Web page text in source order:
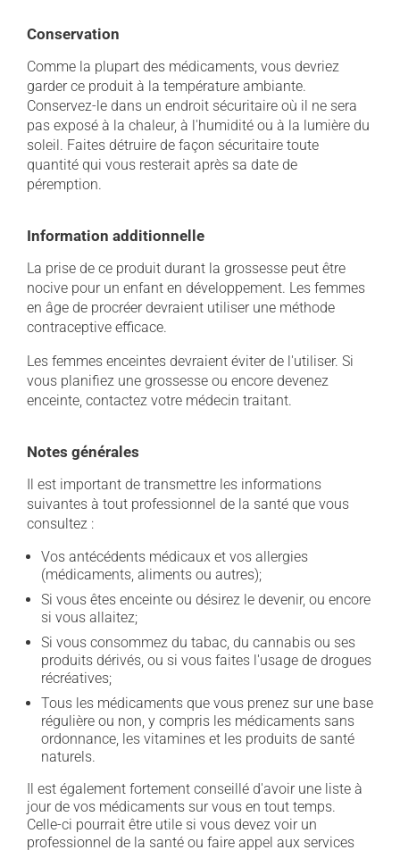
Conservation
Comme la plupart des médicaments, vous devriez
garder ce produit à la température ambiante.
Conservez-le dans un endroit sécuritaire où il ne sera
pas exposé à la chaleur, à l'humidité ou à la lumière du
soleil. Faites détruire de façon sécuritaire toute
quantité qui vous resterait après sa date de
péremption.
Information additionnelle
La prise de ce produit durant la grossesse peut être
nocive pour un enfant en développement. Les femmes
en âge de procréer devraient utiliser une méthode
contraceptive efficace.
Les femmes enceintes devraient éviter de l'utiliser. Si
vous planifiez une grossesse ou encore devenez
enceinte, contactez votre médecin traitant.
Notes générales
Il est important de transmettre les informations
suivantes à tout professionnel de la santé que vous
consultez :
Vos antécédents médicaux et vos allergies
(médicaments, aliments ou autres);
Si vous êtes enceinte ou désirez le devenir, ou encore
si vous allaitez;
Si vous consommez du tabac, du cannabis ou ses
produits dérivés, ou si vous faites l'usage de drogues
récréatives;
Tous les médicaments que vous prenez sur une base
régulière ou non, y compris les médicaments sans
ordonnance, les vitamines et les produits de santé
naturels.
Il est également fortement conseillé d'avoir une liste à
jour de vos médicaments sur vous en tout temps.
Celle-ci pourrait être utile si vous devez voir un
professionnel de la santé ou faire appel aux services